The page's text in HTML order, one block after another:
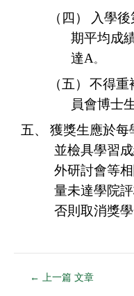
（四）
入學
期平均成
達A 。
（五） 不得重
員會博士
五、
獲獎生應於每
並檢具學習
外研討會等
量未達學院
否則取消獎
← 上一篇 文章